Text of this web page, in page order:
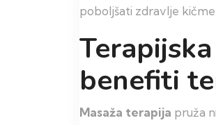
poboljšati zdravlje
benefiti
Masaža terapija pruža